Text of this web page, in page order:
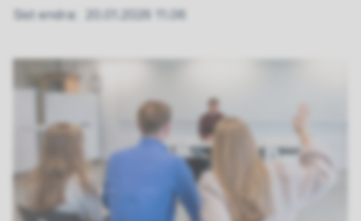
Sist endra 20.01.2026 11.06